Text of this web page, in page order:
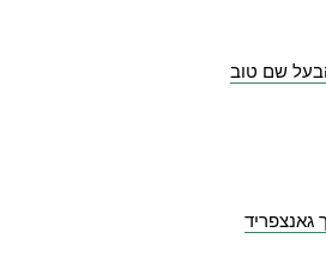
שם טוב
גאנצפריד